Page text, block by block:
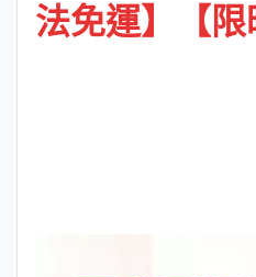
法免運】 【